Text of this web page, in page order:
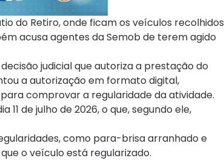
do Retiro, onde ficam os veículos recolhidos
acusa agentes da Semob de terem agido
judicial que autoriza a prestação do
a autorização em formato digital,
comprovar a regularidade da atividade.
de julho de 2026, o que, segundo ele,
como para-brisa arranhado e
o veículo está regularizado.